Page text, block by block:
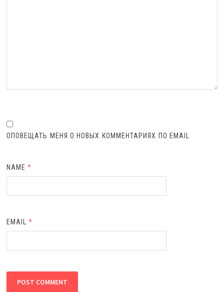
ОПОВЕЩАТЬ МЕНЯ О НОВЫХ КОММЕНТАРИЯХ ПО EMAIL
NAME*
EMAIL*